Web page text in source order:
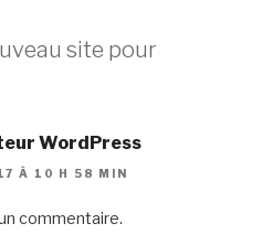
site pour
WordPress
À 10 H 58 MIN
commentaire.